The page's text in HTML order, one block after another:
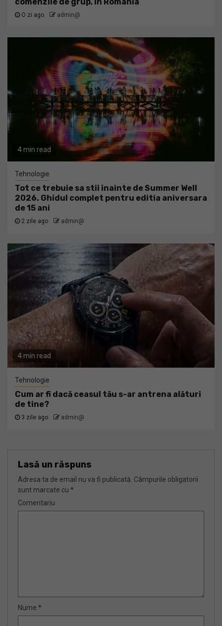
comenzile de grup, în România
O zi ago admin@
4 min read
Tehnologie
Tot ce trebuie sa stii inainte de Summer Well
2026. Ghidul complet pentru editia aniversara
de 15 ani
2 zile ago admin@
4 min read
Tehnologie
Cum ar fi dacă ceasul tău s-ar antrena alături
de tine?
3 zile ago admin@
Lasă un răspuns
Adresa ta de email nu va fi publicată. Câmpurile obligatorii
sunt marcate cu *
Comentariu
Nume *